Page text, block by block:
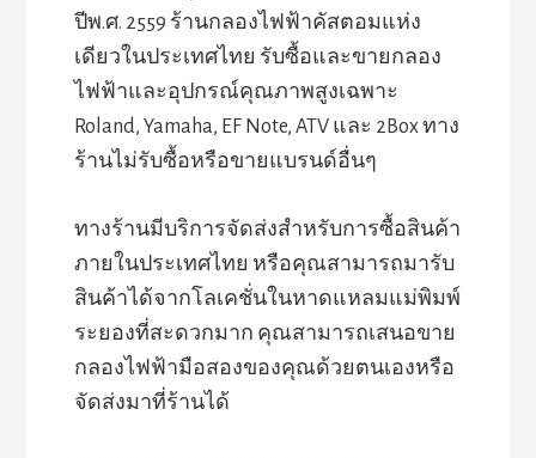
ปีพ.ศ. 2559 ร้านกลองไฟฟ้าคัสตอมแห่ง
เดียวในประเทศไทย รับซื้อและขายกลอง
ไฟฟ้าและอุปกรณ์คุณภาพสูงเฉพาะ
Roland, Yamaha, EF Note, ATV และ 2Box ทาง
ร้านไม่รับซื้อหรือขายแบรนด์อื่นๆ
ทางร้านมีบริการจัดส่งสำหรับการซื้อสินค้า
ภายในประเทศไทย หรือคุณสามารถมารับ
สินค้าได้จากโลเคชั่นในหาดแหลมแม่พิมพ์
ระยองที่สะดวกมาก คุณสามารถเสนอขาย
กลองไฟฟ้ามือสองของคุณด้วยตนเองหรือ
จัดส่งมาที่ร้านได้